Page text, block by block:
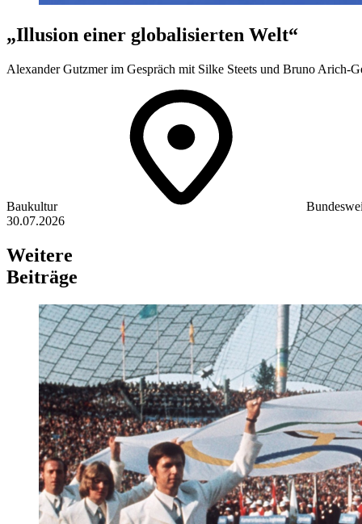
„Illusion einer globalisierten Welt“
Alexander Gutzmer im Gespräch mit Silke Steets und Bruno Arich-
Baukultur
30.07.2026
Weitere
Beiträge